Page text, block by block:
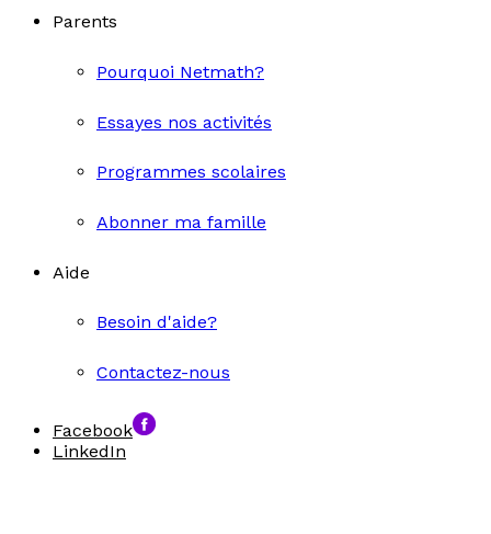
Parents
Pourquoi Netmath?
Essayes nos activités
Programmes scolaires
Abonner ma famille
Aide
Besoin d'aide?
Contactez-nous
Facebook
LinkedIn